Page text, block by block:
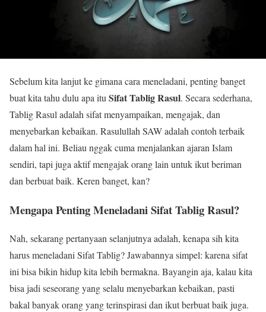
Sebelum kita lanjut ke gimana cara meneladani, penting banget
buat kita tahu dulu apa itu Sifat Tablig Rasul. Secara sederhana,
Tablig Rasul adalah sifat menyampaikan, mengajak, dan
menyebarkan kebaikan. Rasulullah SAW adalah contoh terbaik
dalam hal ini. Beliau nggak cuma menjalankan ajaran Islam
sendiri, tapi juga aktif mengajak orang lain untuk ikut beriman
dan berbuat baik. Keren banget, kan?
Mengapa Penting Meneladani Sifat Tablig Rasul?
Nah, sekarang pertanyaan selanjutnya adalah, kenapa sih kita
harus meneladani Sifat Tablig? Jawabannya simpel: karena sifat
ini bisa bikin hidup kita lebih bermakna. Bayangin aja, kalau kita
bisa jadi seseorang yang selalu menyebarkan kebaikan, pasti
bakal banyak orang yang terinspirasi dan ikut berbuat baik juga.